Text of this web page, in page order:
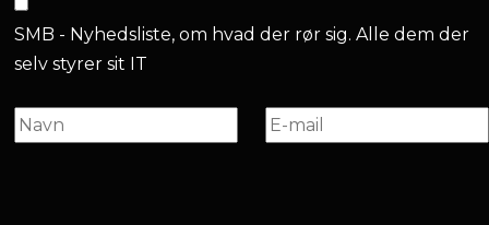
SMB - Nyhedsliste, om hvad der rør sig. Alle dem der
selv styrer sit IT